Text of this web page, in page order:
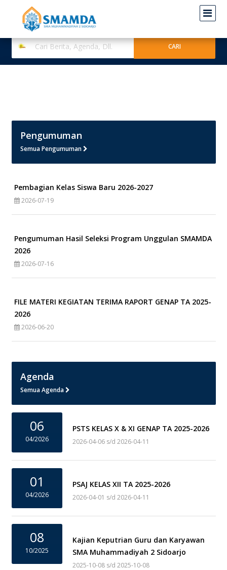
Pengumuman
Semua Pengumuman
Pembagian Kelas Siswa Baru 2026-2027
2026-07-19
Pengumuman Hasil Seleksi Program Unggulan SMAMDA
2026
2026-07-16
FILE MATERI KEGIATAN TERIMA RAPORT GENAP TA 2025-
2026
2026-06-20
Agenda
Semua Agenda
06
04/2026
PSTS KELAS X & XI GENAP TA 2025-2026
2026-04-06 s/d 2026-04-11
01
04/2026
PSAJ KELAS XII TA 2025-2026
2026-04-01 s/d 2026-04-11
08
10/2025
Kajian Keputrian Guru dan Karyawan
SMA Muhammadiyah 2 Sidoarjo
2025-10-08 s/d 2025-10-08